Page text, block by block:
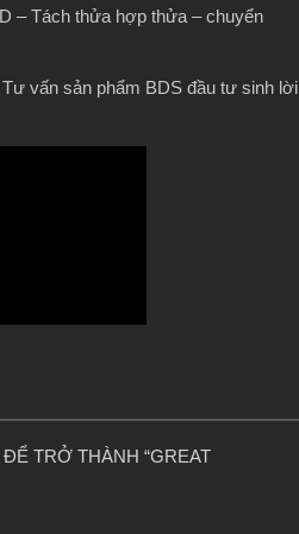
– Tách thửa hợp thửa – chuyển
vấn sản phẩm BDS đầu tư sinh lời
TRỞ THÀNH “GREAT